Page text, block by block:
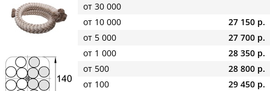
от 30 000
от 10 000
27 150 р.
от 5 000
27 700 р.
от 1 000
28 350 р.
от 500
28 800 р.
от 100
29 450 р.